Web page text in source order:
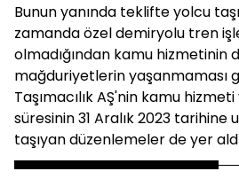
Bunun yanında teklifte yolcu
zamanda özel demiryolu tren
olmadığından kamu hizmetinin
mağduriyetlerin yaşanmaması
Taşımacılık AŞ'nin kamu
süresinin 31 Aralık 2023 tarihine
taşıyan düzenlemeler de yer